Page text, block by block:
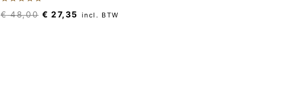
Gewaardeerd
5.00
€48,00 Oorspronkelijke
€ 27,35 Huidige
incl. BTW